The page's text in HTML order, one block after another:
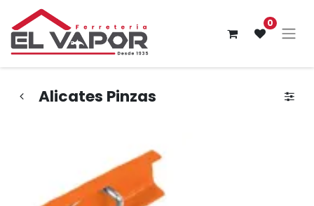
0
Alicates Pinzas